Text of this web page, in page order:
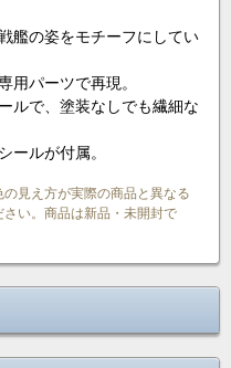
艦の姿をモチーフにしてい
用パーツで再現。
ルで、塗装なしでも繊細な
ールが付属。
見え方が実際の商品と異なる
い。商品は新品・未開封で